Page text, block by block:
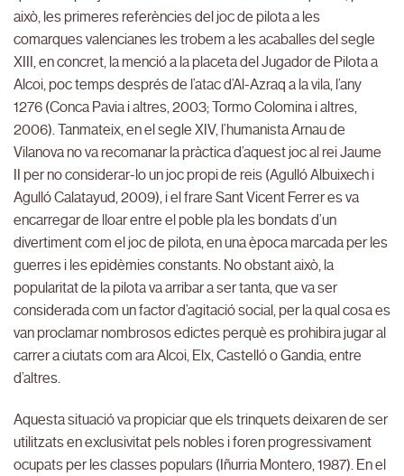
això, les primeres referències del joc de pilota a les
comarques valencianes les trobem a les acaballes del segle
XIII, en concret, la menció a la placeta del Jugador de Pilota a
Alcoi, poc temps després de l’atac d’Al-Azraq a la vila, l’any
1276 (Conca Pavia i altres, 2003; Tormo Colomina i altres,
2006). Tanmateix, en el segle XIV, l’humanista Arnau de
Vilanova no va recomanar la pràctica d’aquest joc al rei Jaume
II per no considerar-lo un joc propi de reis (Agulló Albuixech i
Agulló Calatayud, 2009), i el frare Sant Vicent Ferrer es va
encarregar de lloar entre el poble pla les bondats d’un
divertiment com el joc de pilota, en una època marcada per les
guerres i les epidèmies constants. No obstant això, la
popularitat de la pilota va arribar a ser tanta, que va ser
considerada com un factor d’agitació social, per la qual cosa es
van proclamar nombrosos edictes perquè es prohibira jugar al
carrer a ciutats com ara Alcoi, Elx, Castelló o Gandia, entre
d’altres.
Aquesta situació va propiciar que els trinquets deixaren de ser
utilitzats en exclusivitat pels nobles i foren progressivament
ocupats per les classes populars (Iñurria Montero, 1987). En el